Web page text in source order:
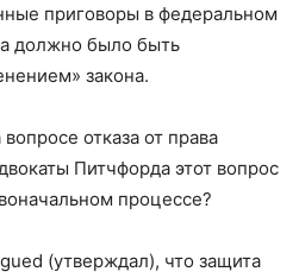
приговоры в федеральном
должно было быть
закона.
отказа от права
Питчфорда этот вопрос
процессе?
(утверждал), что защита